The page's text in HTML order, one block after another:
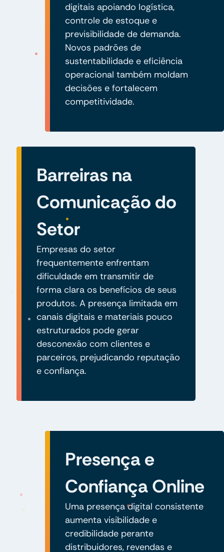
digitais apoiando logística,
controle de estoque e
previsibilidade de demanda.
Novos padrões de
sustentabilidade e eficiência
operacional também moldam
decisões e fortalecem
competitividade.
Barreiras na
Comunicação do
Setor
Empresas do setor
frequentemente enfrentam
dificuldade em transmitir de
forma clara os benefícios de seus
produtos. A presença limitada em
canais digitais e materiais pouco
estruturados pode gerar
desconexão com clientes e
parceiros, prejudicando reputação
e confiança.
Presença e
Confiança Online
Uma presença digital consistente
aumenta visibilidade e
credibilidade perante
distribuidores, revendas e